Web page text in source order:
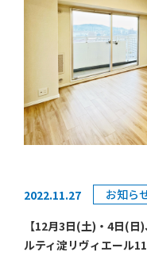
【ポイント】
■令和4年11月下旬省
交換、クロス全室張
取り変更、ハウスクリ
■京都市烏丸線「十
■3沿線利用可！
新着情報随時更新！
ヤマダ不動産京都伏
物件のお問い合わせ可
ヤマダ不動産京都伏
こちら！
2022.11.27
お知ら
【12月3日(土)・4日(
ルティ淀リヴィエール